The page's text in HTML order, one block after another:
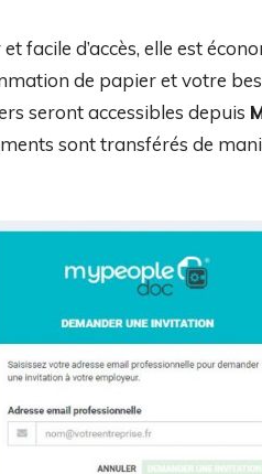
facile d’accès, elle est
de papier et votre
seront accessibles depuis
sont transférés de